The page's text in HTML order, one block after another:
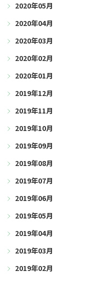
2020年05月
2020年04月
2020年03月
2020年02月
2020年01月
2019年12月
2019年11月
2019年10月
2019年09月
2019年08月
2019年07月
2019年06月
2019年05月
2019年04月
2019年03月
2019年02月